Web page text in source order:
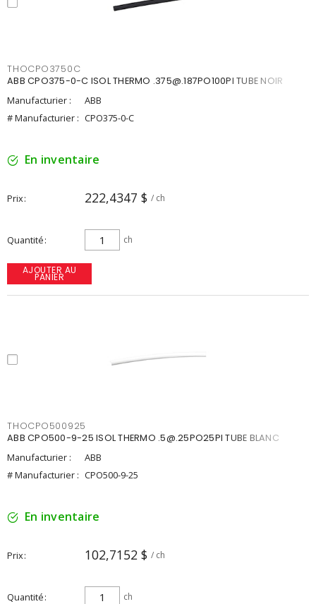
THOCPO3750C
ABB CPO375-0-C ISOL THERMO .375@.187PO100PI TUBE NOIR
Manufacturier :
ABB
# Manufacturier : CPO375-0-C
En inventaire
Prix 222,4347 $ / ch
Quantité ch
AJOUTER AU
PANIER
THOCPO500925
ABB CPO500-9-25 ISOL THERMO .5@.25PO25PI TUBE BLANC
Manufacturier :
ABB
# Manufacturier : CPO500-9-25
En inventaire
Prix 102,7152 $ / ch
Quantité ch